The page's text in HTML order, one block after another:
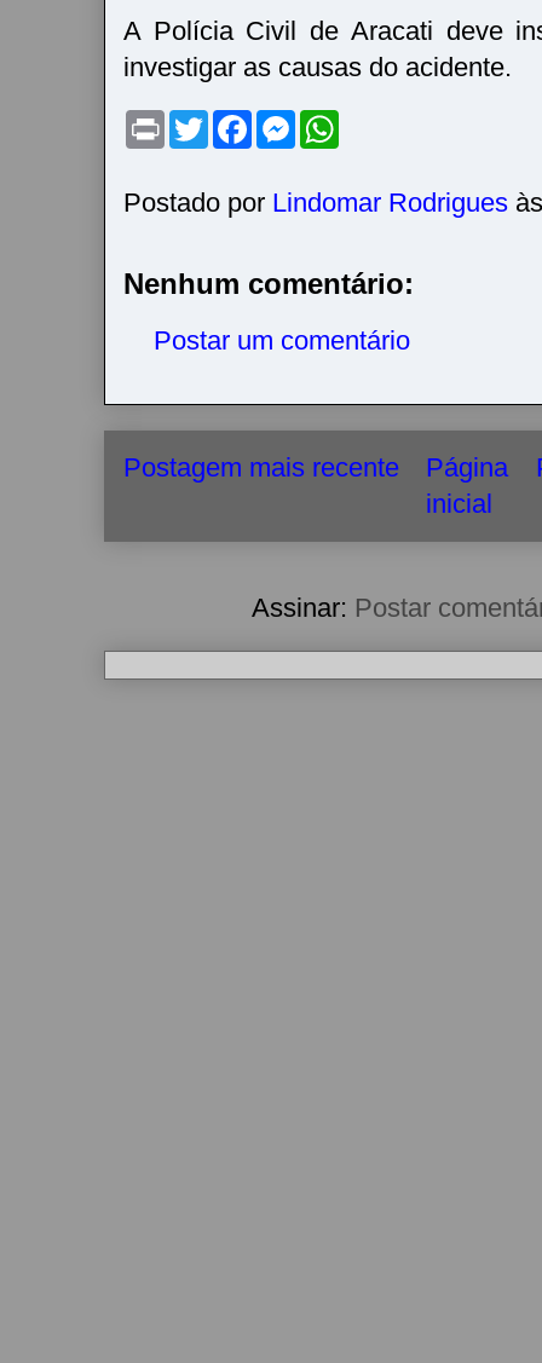
A Polícia Civil de Aracati deve
investigar as causas do acidente.
P
t
T
w
t
e
F
a
b
o
M
e
e
n
r
s
A
Postado por Lindomar Rodrigues
Nenhum comentário:
Postar um comentário
Postagem mais recente
Página
inicial
Assinar: Postar